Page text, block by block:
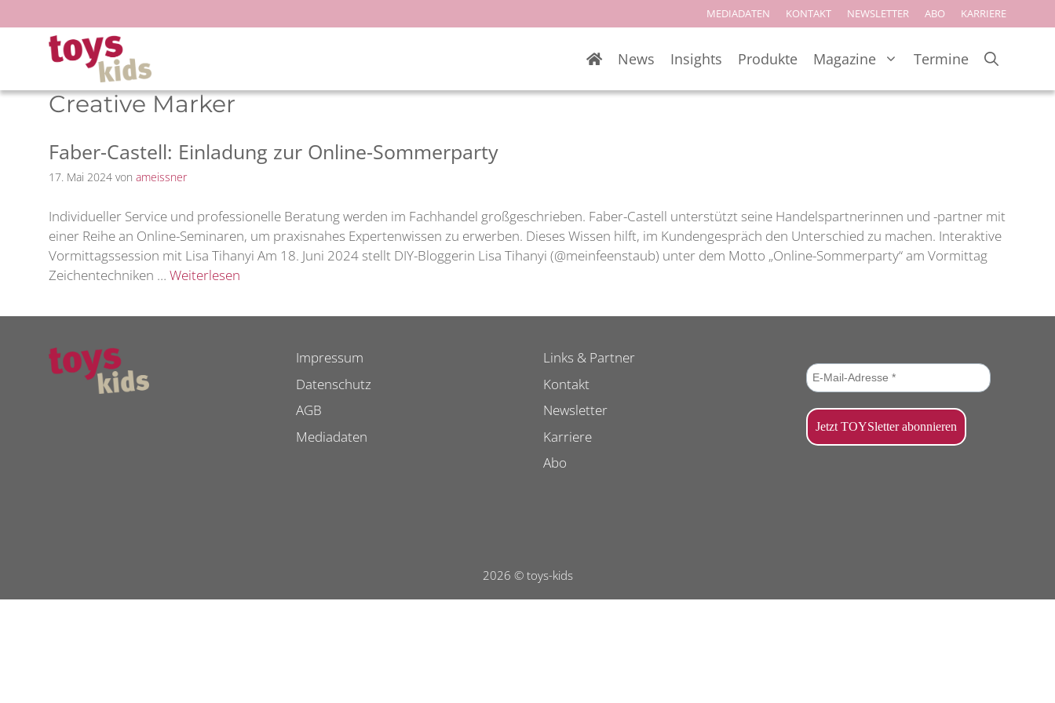
Inhalt
springen
MEDIADATEN KONTAKT NEWSLETTER ABO KARRIERE
News Insights Produkte Magazine Termine
Creative Marker
Faber-Castell: Einladung zur Online-Sommerparty
17. Mai 2024 von ameissner
Individueller Service und professionelle Beratung werden im Fachhandel großgeschrieben. Faber-Castell unterstützt seine Handelspartnerinnen und -partner mit
einer Reihe an Online-Seminaren, um praxisnahes Expertenwissen zu erwerben. Dieses Wissen hilft, im Kundengespräch den Unterschied zu machen. Interaktive
Vormittagssession mit Lisa Tihanyi Am 18. Juni 2024 stellt DIY-Bloggerin Lisa Tihanyi (@meinfeenstaub) unter dem Motto „Online-Sommerparty“ am Vormittag
Zeichentechniken … Weiterlesen
Impressum
Datenschutz
AGB
Mediadaten
Links & Partner
Kontakt
Newsletter
Karriere
Abo
2026 © toys-kids